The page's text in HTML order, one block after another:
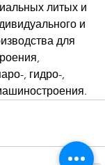
литых и
и
для
, гидро-,